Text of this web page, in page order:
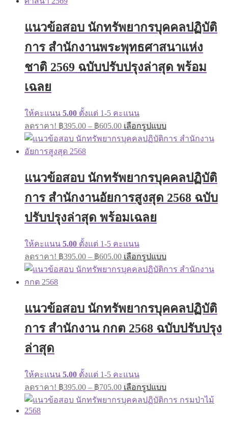
options
be
chosen
on
the
แนวข้อสอบ นักทรัพยากรบุคคลปฏิบัติ
การ สำนักงานพระพุทธศาสนาแห่ง
ชาติ 2569 ฉบับปรับปรุงล่าสุด พร้อม
เฉลย
ให้คะแนน 5.00 ตั้งแต่ 1-5 คะแนน
ลดราคา! ฿395.00 – ฿605.00Price
range:
฿395.00
เลือกรูปแบบ
product
has
options
be
chosen
แนวข้อสอบ นักทรัพยากรบุคคลปฏิบัติ
การ สำนักงานอัยการสูงสุด 2568 ฉบับ
ปรับปรุงล่าสุด พร้อมเฉลย
ให้คะแนน 5.00 ตั้งแต่ 1-5 คะแนน
ลดราคา! ฿395.00 – ฿605.00Price
range:
฿395.00
เลือกรูปแบบ
product
has
options
be
chosen
แนวข้อสอบ นักทรัพยากรบุคคลปฏิบัติ
การ สำนักงาน กกต 2568 ฉบับปรับปรุง
ล่าสุด
ให้คะแนน 5.00 ตั้งแต่ 1-5 คะแนน
ลดราคา! ฿395.00 – ฿705.00Price
range:
฿395.00
เลือกรูปแบบ
product
has